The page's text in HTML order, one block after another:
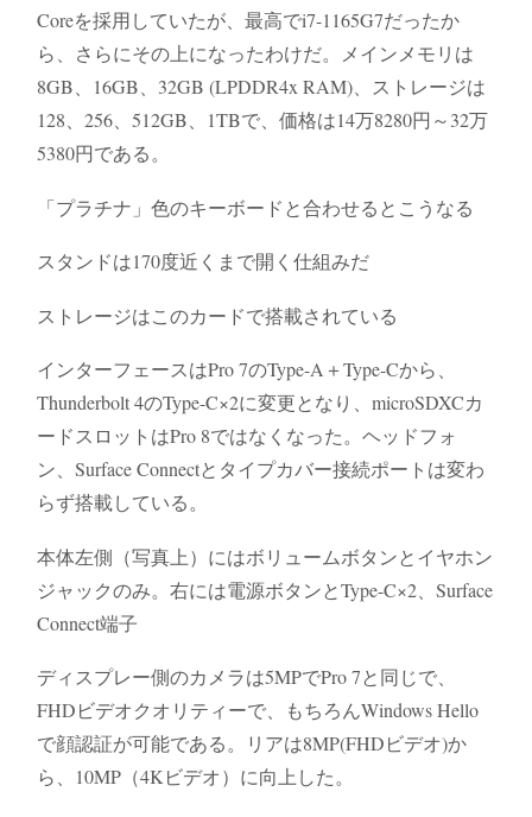
Coreを採用していたが、最高でi7-1165G7だったか
ら、さらにその上になったわけだ。メインメモリは
8GB、16GB、32GB (LPDDR4x RAM)、ストレージは
128、256、512GB、1TBで、価格は14万8280円～32万
5380円である。
「プラチナ」色のキーボードと合わせるとこうなる
スタンドは170度近くまで開く仕組みだ
ストレージはこのカードで搭載されている
インターフェースはPro 7のType-A＋Type-Cから、
Thunderbolt 4のType-C×2に変更となり、microSDXCカ
ードスロットはPro 8ではなくなった。ヘッドフォ
ン、Surface Connectとタイプカバー接続ポートは変わ
らず搭載している。
本体左側（写真上）にはボリュームボタンとイヤホン
ジャックのみ。右には電源ボタンとType-C×2、Surface
Connect端子
ディスプレー側のカメラは5MPでPro 7と同じで、
FHDビデオクオリティーで、もちろんWindows Hello
で顔認証が可能である。リアは8MP(FHDビデオ)か
ら、10MP（4Kビデオ）に向上した。